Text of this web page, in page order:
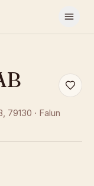
, 79130 · Falun